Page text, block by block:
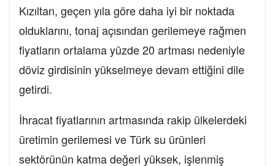
Kızıltan, geçen yıla göre daha iyi bir noktada
olduklarını, tonaj açısından gerilemeye rağmen
fiyatların ortalama yüzde 20 artması nedeniyle
döviz girdisinin yükselmeye devam ettiğini dile
getirdi.
İhracat fiyatlarının artmasında rakip ülkelerdeki
üretimin gerilemesi ve Türk su ürünleri
sektörünün katma değeri yüksek, işlenmiş